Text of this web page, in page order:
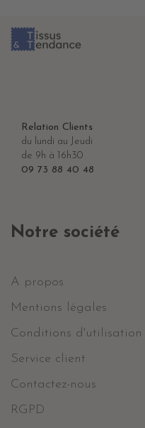
Relation Clients
du lundi au Jeudi
de 9h à 16h30
09 73 88 40 48
Notre société
A propos
Mentions légales
Conditions d'utilisation
Service client
Contactez-nous
RGPD